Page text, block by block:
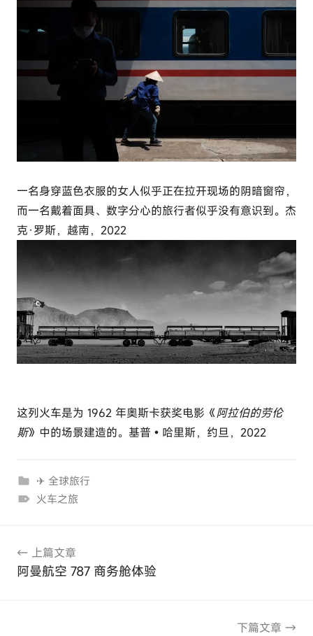
一名身穿蓝色衣服的女人似乎正在拉开现场的阴暗窗帘，
而一名戴着面具、数字分心的旅行者似乎没有意识到。杰
克·罗斯，越南，2022
这列火车是为 1962 年奥斯卡获奖电影《阿拉伯的劳伦
斯》中的场景建造的。基普•哈里斯，约旦，2022
✈ 全球旅行
火车之旅
上篇文章
阿曼航空 787 商务舱体验
下篇文章